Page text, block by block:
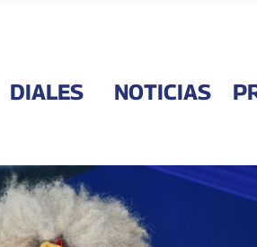
DIALES NOTICIAS